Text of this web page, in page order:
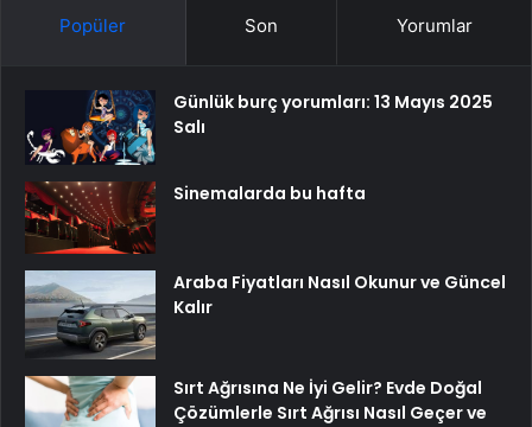
Popüler Son Yorumlar
Günlük burç yorumları: 13 Mayıs 2025
Salı
Sinemalarda bu hafta
Araba Fiyatları Nasıl Okunur ve Güncel
Kalır
Sırt Ağrısına Ne İyi Gelir? Evde Doğal
Çözümlerle Sırt Ağrısı Nasıl Geçer ve